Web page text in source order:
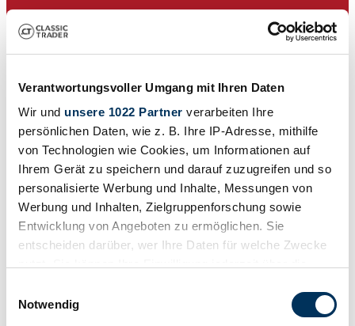
Verantwortungsvoller Umgang mit Ihren Daten
Wir und unsere 1022 Partner verarbeiten Ihre
persönlichen Daten, wie z. B. Ihre IP-Adresse, mithilfe
von Technologien wie Cookies, um Informationen auf
Ihrem Gerät zu speichern und darauf zuzugreifen und so
personalisierte Werbung und Inhalte, Messungen von
Werbung und Inhalten, Zielgruppenforschung sowie
Entwicklung von Angeboten zu ermöglichen. Sie
entscheiden darüber, wer Ihre Daten für welche Zwecke
Trigger Symbol ändern oder widerrufen
Notwendig
Venditore
Serie di fabbricazione
1st Generation
Tipo carrozzeria
Potenza (kW/CV)